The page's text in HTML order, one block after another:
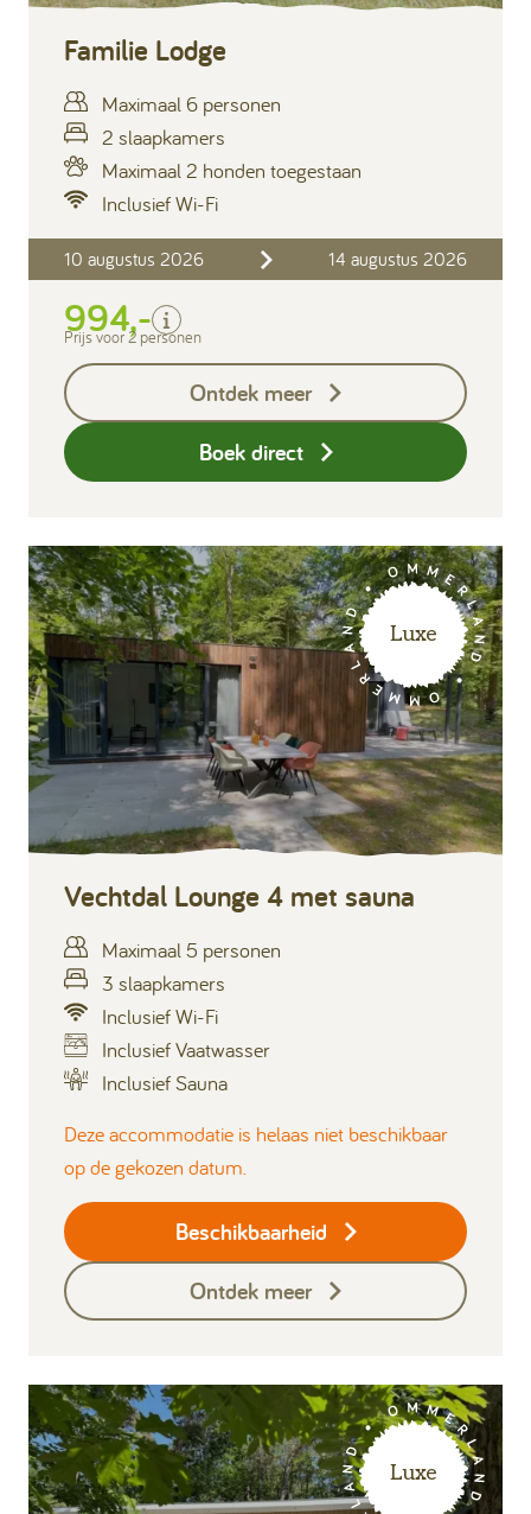
Luxe
Vechtdal Lounge 4 met sauna
Maximaal 5 personen
3 slaapkamers
Inclusief Wi-Fi
Inclusief Vaatwasser
Inclusief Sauna
Deze accommodatie is helaas niet beschikbaar
op de gekozen datum.
Beschikbaarheid
Ontdek meer
Luxe
Familie Lodge
Maximaal 6 personen
2 slaapkamers
Maximaal 2 honden toegestaan
Inclusief Wi-Fi
10 augustus 2026 14 augustus 2026
994,-
Inclusief
Verblijfskosten
Keukendoekenpakket
Eindschoonmaak
Prijs voor 2 personen
Ontdek meer
Boek direct